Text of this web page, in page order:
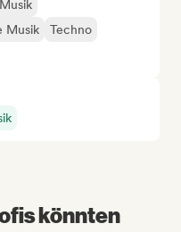
Musik
Techno
könnten